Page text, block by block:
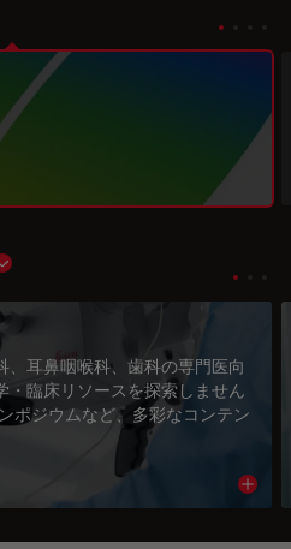
subnavigation
、耳鼻咽喉科、歯科の専門医向
・臨床リソースを探索しません
ポジウムなど、多彩なコンテン